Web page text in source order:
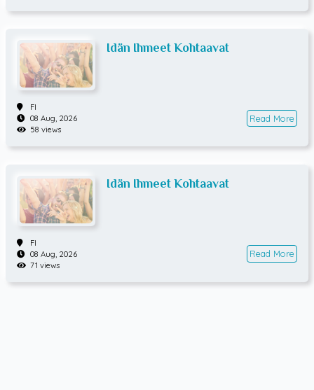
Idän Ihmeet Kohtaavat
FI
08 Aug, 2026
58 views
Read More
Idän Ihmeet Kohtaavat
FI
08 Aug, 2026
71 views
Read More